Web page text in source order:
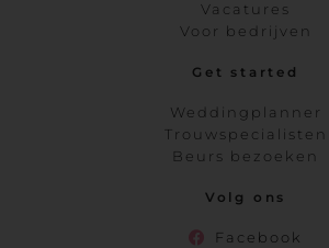
Vacatures
Voor bedrijven
Get started
Weddingplanner
Trouwspecialisten
Beurs bezoeken
Volg ons
Facebook